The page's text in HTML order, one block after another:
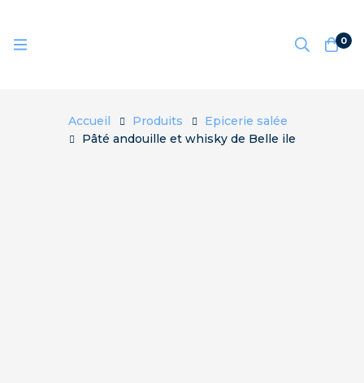
0
Accueil Produits
Epicerie salée
Pâté andouille et whisky de Belle ile